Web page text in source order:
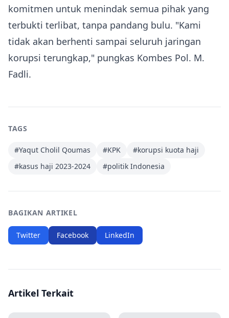
komitmen untuk menindak semua pihak yang
terbukti terlibat, tanpa pandang bulu. "Kami
tidak akan berhenti sampai seluruh jaringan
korupsi terungkap," pungkas Kombes Pol. M.
Fadli.
TAGS
#Yaqut Cholil Qoumas #KPK #korupsi kuota haji
#kasus haji 2023-2024 #politik Indonesia
BAGIKAN ARTIKEL
Twitter Facebook LinkedIn
Artikel Terkait